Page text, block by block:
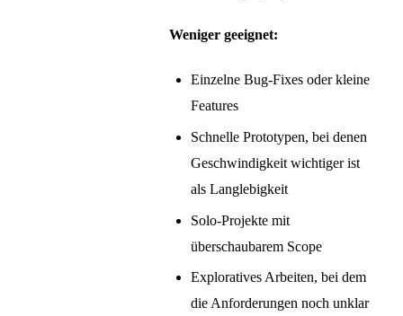
Weniger geeignet:
Einzelne Bug-Fixes oder kleine
Features
Schnelle Prototypen, bei denen
Geschwindigkeit wichtiger ist
als Langlebigkeit
Solo-Projekte mit
überschaubarem Scope
Exploratives Arbeiten, bei dem
die Anforderungen noch unklar